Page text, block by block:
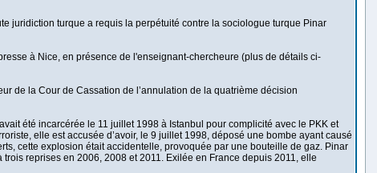
juridiction turque a requis la perpétuité contre la sociologue turque Pinar
à Nice, en présence de l'enseignant-chercheure (plus de détails ci-
de la Cour de Cassation de l’annulation de la quatrième décision
été incarcérée le 11 juillet 1998 à Istanbul pour complicité avec le PKK et
elle est accusée d’avoir, le 9 juillet 1998, déposé une bombe ayant causé
cette explosion était accidentelle, provoquée par une bouteille de gaz. Pinar
reprises en 2006, 2008 et 2011. Exilée en France depuis 2011, elle